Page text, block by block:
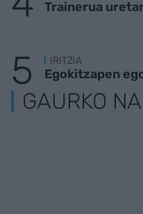
Trainerua
IRITZIA
Egokitzapen
GAURKO